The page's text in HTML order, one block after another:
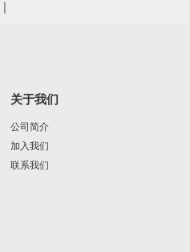
关于我们
公司简介
加入我们
联系我们